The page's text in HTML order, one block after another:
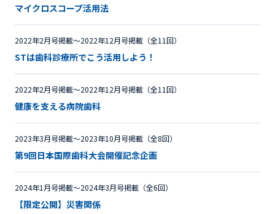
マイクロスコープ活用法
2022年2月号掲載〜2022年12月号掲載（全11回）
STは歯科診療所でこう活用しよう！
2022年2月号掲載〜2022年12月号掲載（全11回）
健康を支える病院歯科
2023年3月号掲載〜2023年10月号掲載（全8回）
第9回日本国際歯科大会開催記念企画
2024年1月号掲載〜2024年3月号掲載（全6回）
【限定公開】災害関係